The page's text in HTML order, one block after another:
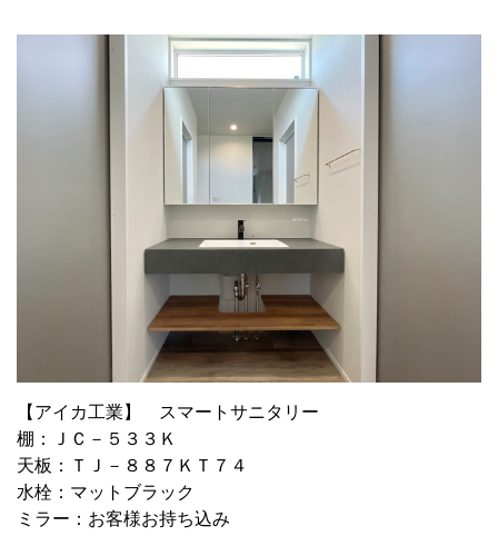
【アイカ工業】 スマートサニタリー
棚：ＪＣ－５３３Ｋ
天板：ＴＪ－８８７ＫＴ７４
水栓：マットブラック
ミラー：お客様お持ち込み